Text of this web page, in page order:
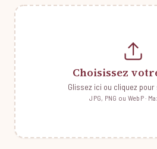
Choisissez
Glissez ici ou cliquez
JPG, PNG ou WebP ·